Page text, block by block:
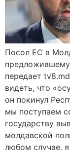
Посол ЕС в
предложившему
передает
видеть, что
он покинул
мы поступаем
государству
молдавской
любом случае,